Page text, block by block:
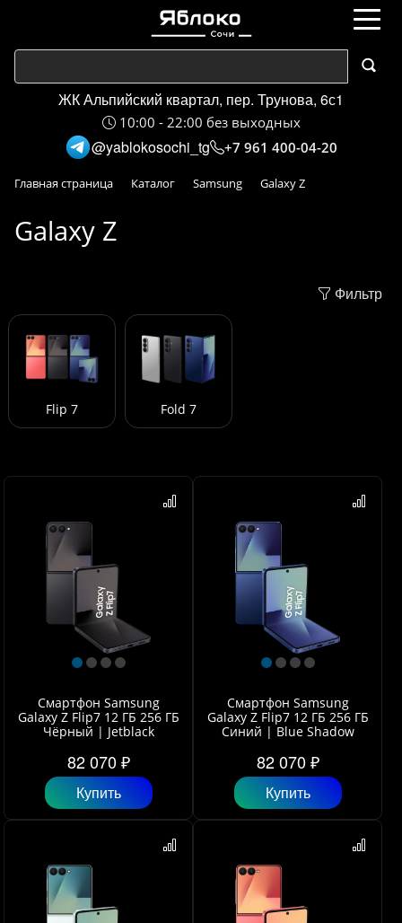
ЖК Альпийский квартал, пер. Трунова, 6с1
10:00 - 22:00 без выходных
@yablokosochi_tg +7 961 400-04-20
Главная страница Каталог Samsung Galaxy Z
Galaxy Z
Фильтр
Flip 7 Fold 7
Смартфон Samsung
Galaxy Z Flip7 12 ГБ 256 ГБ
Чёрный | Jetblack
82 070 ₽
Купить
Смартфон Samsung
Galaxy Z Flip7 12 ГБ 256 ГБ
Синий | Blue Shadow
82 070 ₽
Купить